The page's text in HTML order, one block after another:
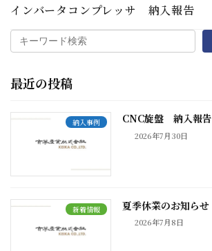
インバータコンプレッサ 納入報告
最近の投稿
納入事例 CNC旋盤 納入報告
2026年7月30日
新着情報 夏季休業のお知らせ
2026年7月8日